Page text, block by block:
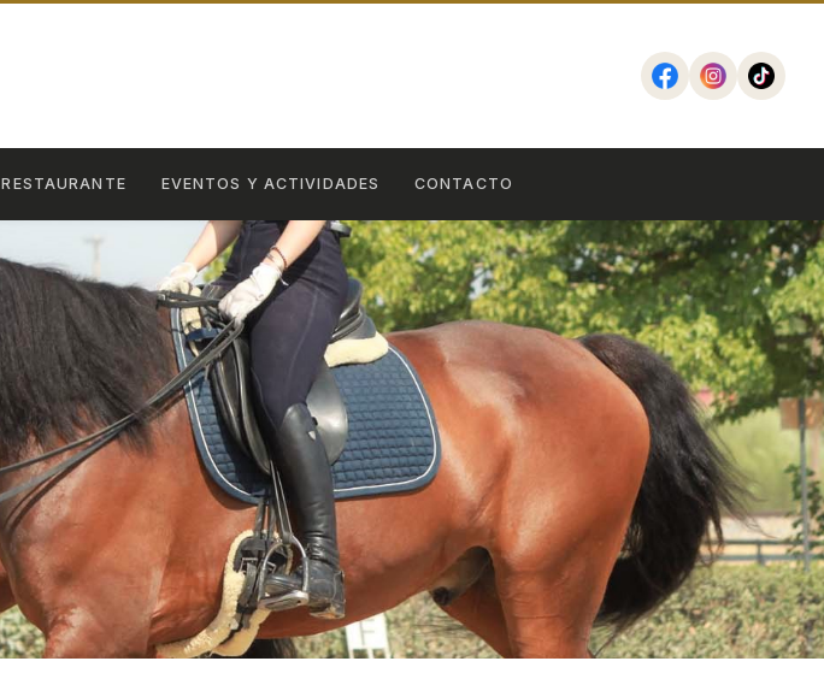
RESTAURANTE EVENTOS Y ACTIVIDADES CONTACTO